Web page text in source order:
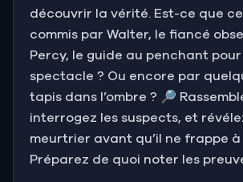
découvrir la vérité. Est-ce que
commis par Walter, le fiancé
Percy, le guide au penchant
spectacle ? Ou encore par
tapis dans l’ombre ? 🔎
interrogez les suspects, et
meurtrier avant qu’il ne frappe à
Préparez de quoi noter les